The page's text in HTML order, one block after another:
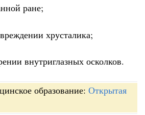
ране;
хрусталика;
внутриглазных осколков.
образование: Открытая